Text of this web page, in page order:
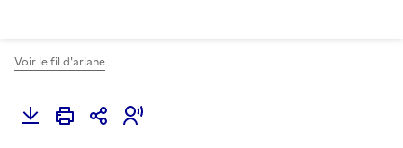
Voir le fil d'ariane